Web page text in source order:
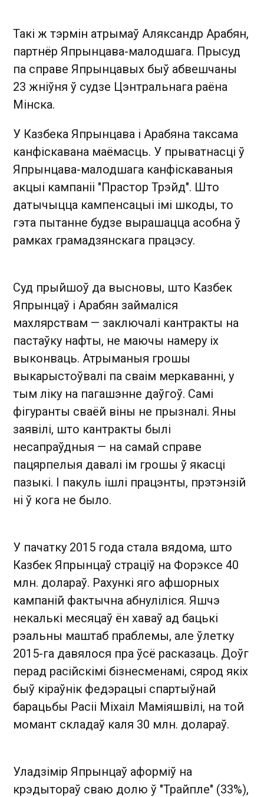
Такі ж тэрмін атрымаў Аляксандр Арабян,
партнёр Япрынцава-малодшага. Прысуд
па справе Япрынцавых быў абвешчаны
23 жніўня ў судзе Цэнтральнага раёна
Мінска.
У Казбека Япрынцава і Арабяна таксама
канфіскавана маёмасць. У прыватнасці ў
Япрынцава-малодшага канфіскаваныя
акцыі кампаніі "Прастор Трэйд". Што
датычыцца кампенсацыі імі шкоды, то
гэта пытанне будзе вырашацца асобна ў
рамках грамадзянскага працэсу.
Суд прыйшоў да высновы, што Казбек
Япрынцаў і Арабян займаліся
махлярствам — заключалі кантракты на
пастаўку нафты, не маючы намеру іх
выконваць. Атрыманыя грошы
выкарыстоўвалі па сваім меркаванні, у
тым ліку на пагашэнне даўгоў. Самі
фігуранты сваёй віны не прызналі. Яны
заявілі, што кантракты былі
несапраўдныя — на самай справе
пацярпелыя давалі ім грошы ў якасці
пазыкі. І пакуль ішлі працэнты, прэтэнзій
ні ў кога не было.
У пачатку 2015 года стала вядома, што
Казбек Япрынцаў страціў на Форэксе 40
млн. долараў. Рахункі яго афшорных
кампаній фактычна абнуліліся. Яшчэ
некалькі месяцаў ён хаваў ад бацькі
рэальны маштаб праблемы, але ўлетку
2015-га давялося пра ўсё расказаць. Доўг
перад расійскімі бізнесменамі, сярод якіх
быў кіраўнік федэрацыі спартыўнай
барацьбы Расіі Міхаіл Маміяшвілі, на той
момант складаў каля 30 млн. долараў.
Уладзімір Япрынцаў аформіў на
крэдытораў сваю долю ў "Трайпле" (33%),